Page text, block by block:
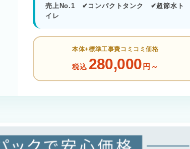
売上No.1 ✔コンパクトタンク ✔超節水ト
イレ
本体+標準工事費コミコミ価格
税込 280,000 円～